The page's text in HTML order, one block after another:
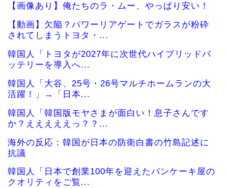
【画像あり】俺たちのラ・ムー、やっぱり安い！
【動画】欠陥？パワーリアゲートでガラスが粉砕
されてしまうトヨタ・...
韓国人「トヨタが2027年に次世代ハイブリッドバ
ッテリーを導入へ...
韓国人「大谷、25号・26号マルチホームランの大
活躍！」→「日本...
韓国人「韓国版モヤさまが面白い！息子さんです
か？えええええっ？？...
海外の反応：韓国が日本の防衛白書の竹島記述に
抗議
韓国人「日本で創業100年を迎えたパンケーキ屋の
クオリティをご覧...